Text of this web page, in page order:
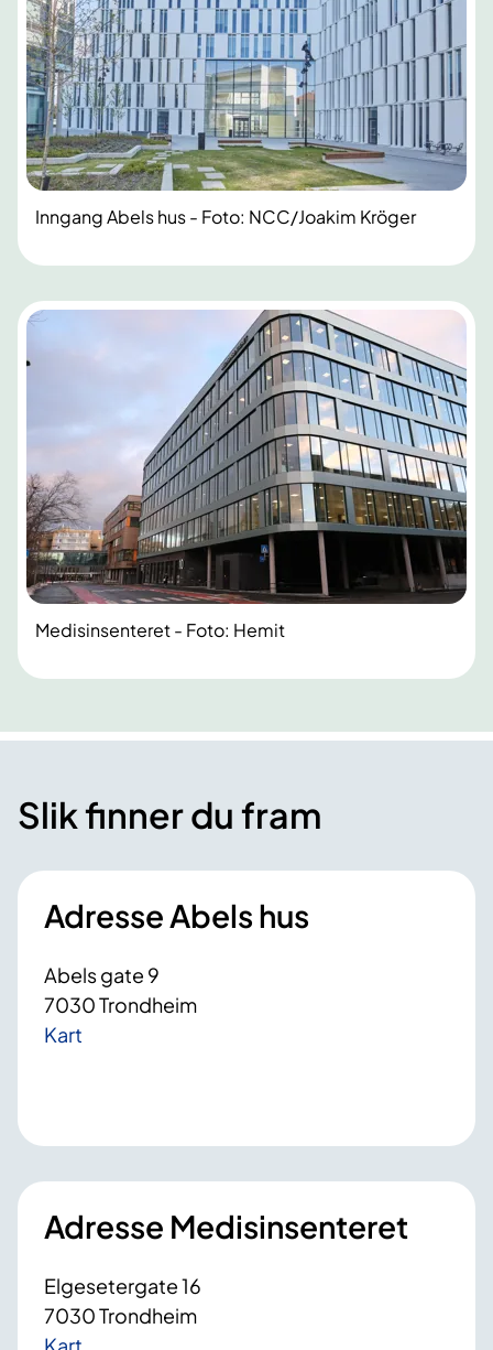
Inngang Abels hus - Foto: NCC/Joakim Kröger
Medisinsenteret - Foto: Hemit
Slik finner du fram
Adresse Abels hus
Abels gate 9
7030 Trondheim
Kart
Adresse Medisinsenteret
Elgesetergate 16
7030 Trondheim